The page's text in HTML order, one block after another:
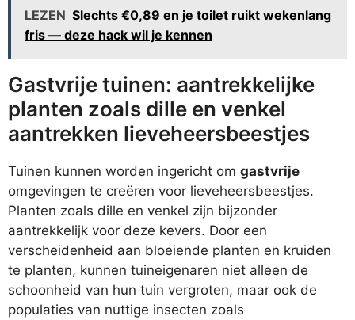
LEZEN Slechts €0,89 en je toilet ruikt wekenlang
fris — deze hack wil je kennen
Gastvrije tuinen: aantrekkelijke
planten zoals dille en venkel
aantrekken lieveheersbeestjes
Tuinen kunnen worden ingericht om gastvrije
omgevingen te creëren voor lieveheersbeestjes.
Planten zoals dille en venkel zijn bijzonder
aantrekkelijk voor deze kevers. Door een
verscheidenheid aan bloeiende planten en kruiden
te planten, kunnen tuineigenaren niet alleen de
schoonheid van hun tuin vergroten, maar ook de
populaties van nuttige insecten zoals